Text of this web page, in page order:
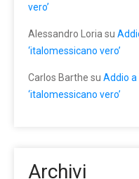
vero’
Alessandro Loria su
‘italomessicano vero’
Carlos Barthe su Addio a
‘italomessicano vero’
Archivi